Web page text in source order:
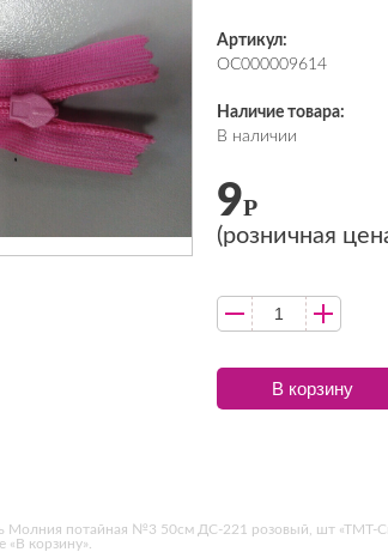
Артикул:
ОС000009614
Наличие товара:
В наличии
9Р
(розничная
В корзину
Молния потайная №3 50см ДС-221 розовый, шт «ТМТ-
корзину».